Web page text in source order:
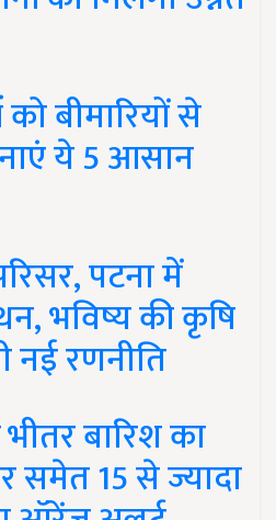
बीमारियों से
ये 5 आसान
पटना में
भविष्य की कृषि
नई रणनीति
बारिश का
समेत 15 से ज्यादा